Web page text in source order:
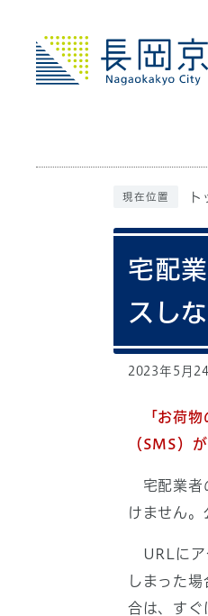
現在位置 ト
宅配
スし
2023年5月
「お荷物
（SMS）
宅配業者
けません
URLにア
しまった
合は、すぐ